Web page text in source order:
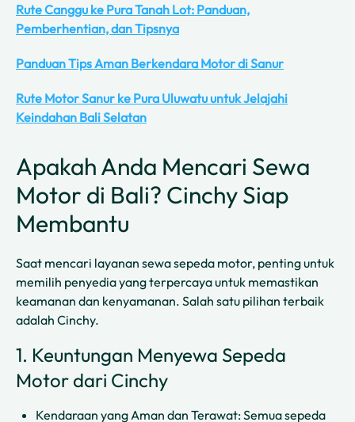
Rute Canggu ke Pura Tanah Lot: Panduan,
Pemberhentian, dan Tipsnya
Panduan Tips Aman Berkendara Motor di Sanur
Rute Motor Sanur ke Pura Uluwatu untuk Jelajahi
Keindahan Bali Selatan
Apakah Anda Mencari Sewa
Motor di Bali? Cinchy Siap
Membantu
Saat mencari layanan sewa sepeda motor, penting untuk
memilih penyedia yang terpercaya untuk memastikan
keamanan dan kenyamanan. Salah satu pilihan terbaik
adalah Cinchy.
1. Keuntungan Menyewa Sepeda
Motor dari Cinchy
Kendaraan yang Aman dan Terawat: Semua sepeda